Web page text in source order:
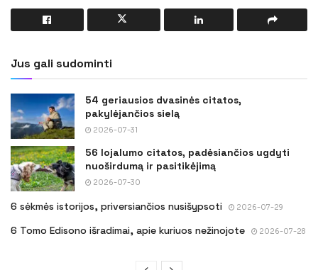
Jus gali sudominti
54 geriausios dvasinės citatos,
pakylėjančios sielą
2026-07-31
56 lojalumo citatos, padėsiančios ugdyti
nuoširdumą ir pasitikėjimą
2026-07-30
6 sėkmės istorijos, priversiančios nusišypsoti 2026-07-29
6 Tomo Edisono išradimai, apie kuriuos nežinojote 2026-07-28